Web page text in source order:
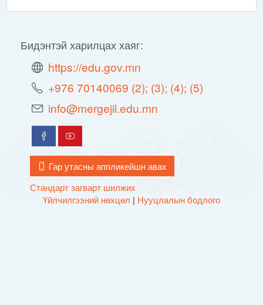
Бидэнтэй харилцах хаяг:
https://edu.gov.mn
+976 70140069 (2); (3); (4); (5)
info@mergejil.edu.mn
Гар утасны аппликейшн авах
Стандарт загварт шилжих
Үйлчилгээний нөхцөл | Нууцлалын бодлого